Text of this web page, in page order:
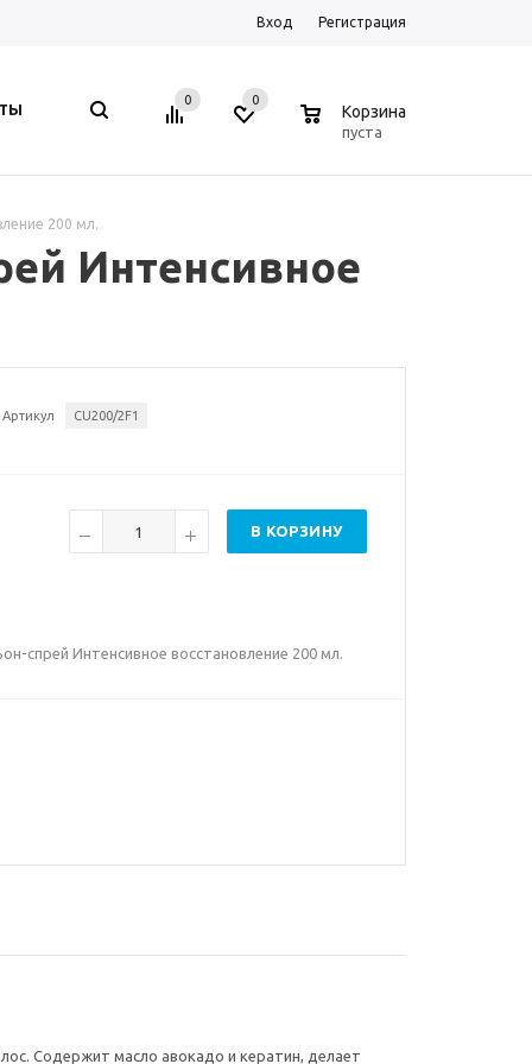
Вход Регистрация
0 0
Корзина
пуста
200 мл.
Интенсивное
Артикул CU200/2F1
В КОРЗИНУ
спрей Интенсивное восстановление 200 мл.
Содержит масло авокадо и кератин, делает